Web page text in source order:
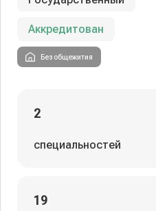
Аккредитован
Без общежития
2
специальностей
19